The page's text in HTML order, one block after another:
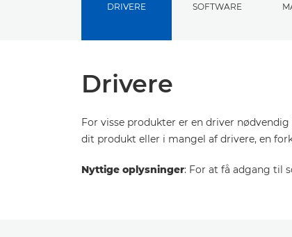
DRIVERE SOFTWARE
Drivere
For visse produkter er en driver
dit produkt eller i mangel af drivere, en
Nyttige oplysninger: For at få adgang til